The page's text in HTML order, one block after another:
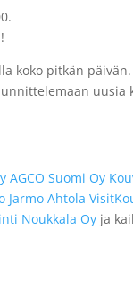
koko pitkän päivän.
uusia
AGCO Suomi Oy
Jarmo Ahtola
Noukkala Oy ja